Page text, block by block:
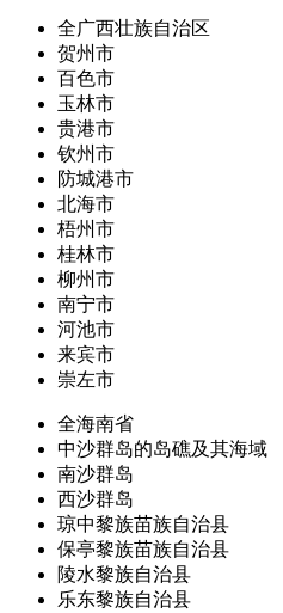
全广西壮族自治区
贺州市
百色市
玉林市
贵港市
钦州市
防城港市
北海市
梧州市
桂林市
柳州市
南宁市
河池市
来宾市
崇左市
全海南省
中沙群岛的岛礁及其海域
南沙群岛
西沙群岛
琼中黎族苗族自治县
保亭黎族苗族自治县
陵水黎族自治县
乐东黎族自治县